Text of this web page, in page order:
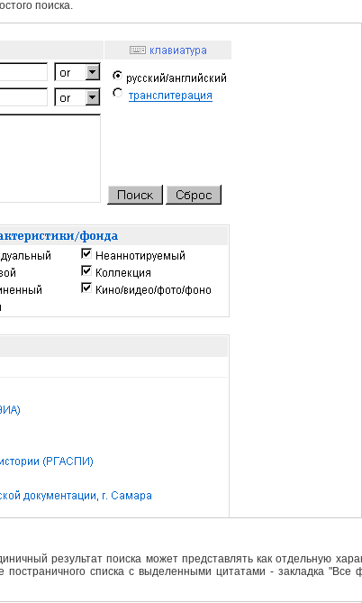
поиска.
результат поиска может представлять как отдельную
списка с выделенными цитатами - закладка